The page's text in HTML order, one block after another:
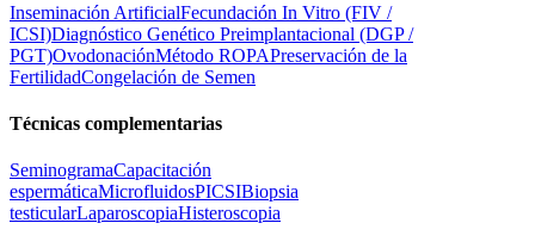
Inseminación ArtificialFecundación In Vitro (FIV /
ICSI)Diagnóstico Genético Preimplantacional (DGP /
PGT)OvodonaciónMétodo ROPAPreservación de la
FertilidadCongelación de Semen
Técnicas complementarias
SeminogramaCapacitación
espermáticaMicrofluidosPICSIBiopsia
testicularLaparoscopiaHisteroscopia